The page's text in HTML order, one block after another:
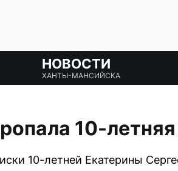
НОВОСТИ
ХАНТЫ-МАНСИЙСКА
10-
10-летней Екатерины